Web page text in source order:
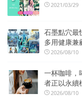
2021/03/29
石墨點穴最
多用健康兼
2026/08/10
一杯咖啡，
者正以永續
2026/08/10